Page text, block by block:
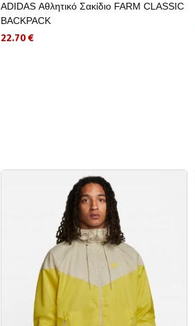
ADIDAS Αθλητικό Σακίδιο FARM CLASSIC
BACKPACK
22.70 €